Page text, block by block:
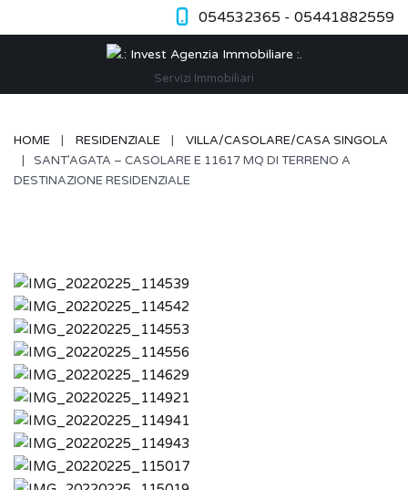
054532365 - 05441882559
Servizi Immobiliari
HOME RESIDENZIALE
VILLA/CASOLARE/CASA SINGOLA
SANT’AGATA – CASOLARE E 11617 MQ DI TERRENO A
DESTINAZIONE RESIDENZIALE